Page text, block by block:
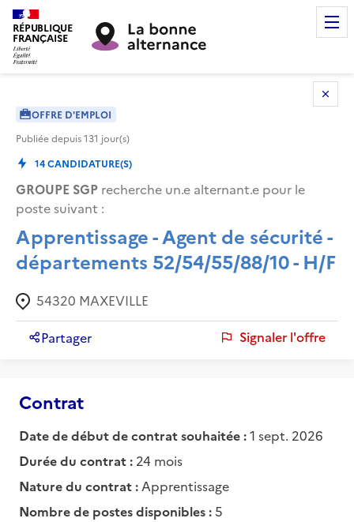
RÉPUBLIQUE
FRANÇAISE
OFFRE D'EMPLOI
Publiée depuis131 jour(s)
14CANDIDATURE(S)
GROUPE SGP recherche un.e alternant.e pour le
poste suivant :
Apprentissage - Agent de sécurité -
départements 52/54/55/88/10 - H/F
54320 MAXEVILLE
Partager Signaler l'offre
Contrat
Date de début de contrat souhaitée :1 sept. 2026
Durée du contrat : 24 mois
Nature du contrat : Apprentissage
Nombre de postes disponibles : 5